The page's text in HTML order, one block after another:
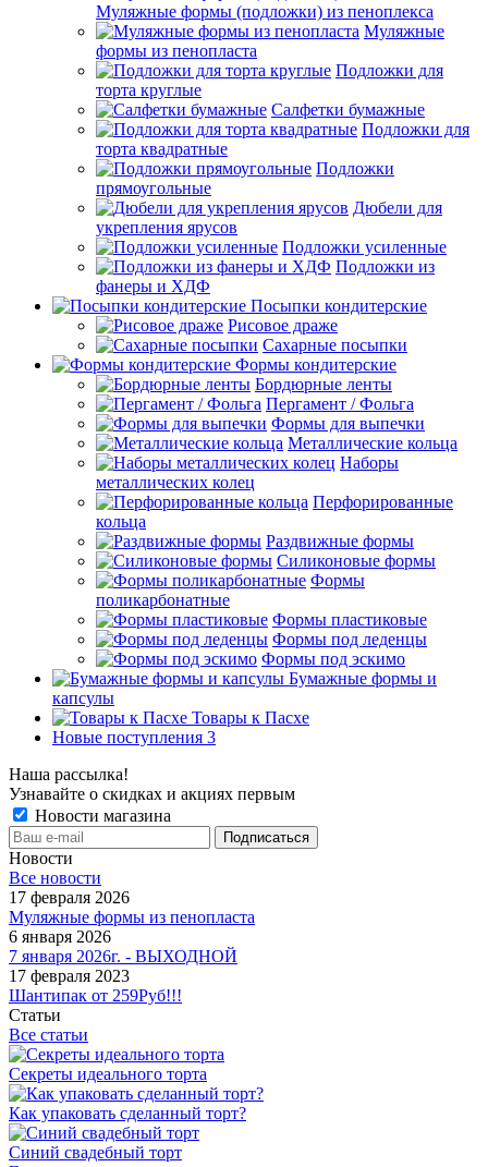
Муляжные формы (подложки) из пеноплекса
Муляжные
формы из пенопласта
Подложки для
торта круглые
Салфетки бумажные
Подложки для
торта квадратные
Подложки
прямоугольные
Дюбели для
укрепления ярусов
Подложки усиленные
Подложки из
фанеры и ХДФ
Посыпки кондитерские
Рисовое драже
Сахарные посыпки
Формы кондитерские
Бордюрные ленты
Пергамент / Фольга
Формы для выпечки
Металлические кольца
Наборы
металлических колец
Перфорированные
кольца
Раздвижные формы
Силиконовые формы
Формы
поликарбонатные
Формы пластиковые
Формы под леденцы
Формы под эскимо
Бумажные формы и
капсулы
Товары к Пасхе
Новые поступления 3
Наша рассылка!
Узнавайте о скидках и акциях первым
Новости магазина
Новости
Все новости
17 февраля 2026
Муляжные формы из пенопласта
6 января 2026
7 января 2026г. - ВЫХОДНОЙ
17 февраля 2023
Шантипак от 259Руб!!!
Статьи
Все статьи
Секреты идеального торта
Как упаковать сделанный торт?
Синий свадебный торт